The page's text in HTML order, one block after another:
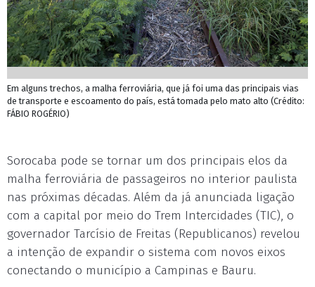
Em alguns trechos, a malha ferroviária, que já foi uma das principais vias
de transporte e escoamento do país, está tomada pelo mato alto (Crédito:
FÁBIO ROGÉRIO)
Sorocaba pode se tornar um dos principais elos da
malha ferroviária de passageiros no interior paulista
nas próximas décadas. Além da já anunciada ligação
com a capital por meio do Trem Intercidades (TIC), o
governador Tarcísio de Freitas (Republicanos) revelou
a intenção de expandir o sistema com novos eixos
conectando o município a Campinas e Bauru.